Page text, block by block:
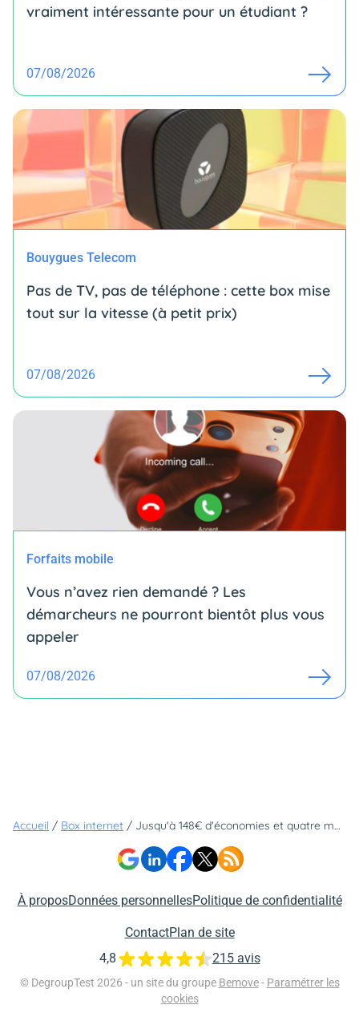
vraiment intéressante pour un étudiant ?
07/08/2026
Bouygues Telecom
Pas de TV, pas de téléphone : cette box mise
tout sur la vitesse (à petit prix)
07/08/2026
Forfaits mobile
Vous n’avez rien demandé ? Les
démarcheurs ne pourront bientôt plus vous
appeler
07/08/2026
Accueil / Box internet / Jusqu'à 148€ d'économies et quatre mois offerts : cet opérateur déroule tapis rouge aux clients qui passent de l'ADSL à la fibre
À proposDonnées personnellesPolitique de confidentialité
ContactPlan de site
© DegroupTest 2026 - un site du groupe Bemove - Paramétrer les
cookies
4,8 215 avis